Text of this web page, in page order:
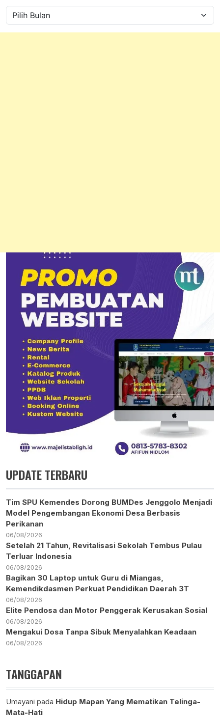
Arsip
UPDATE TERBARU
Tim SPU Kemendes Dorong BUMDes Jenggolo Menjadi
Model Pengembangan Ekonomi Desa Berbasis
Perikanan
06/08/2026
Setelah 21 Tahun, Revitalisasi Sekolah Tembus Pulau
Terluar Indonesia
06/08/2026
Bagikan 30 Laptop untuk Guru di Miangas,
Kemendikdasmen Perkuat Pendidikan Daerah 3T
06/08/2026
Elite Pendosa dan Motor Penggerak Kerusakan Sosial
06/08/2026
Mengakui Dosa Tanpa Sibuk Menyalahkan Keadaan
06/08/2026
TANGGAPAN
Umayani pada Hidup Mapan Yang Mematikan Telinga-
Mata-Hati